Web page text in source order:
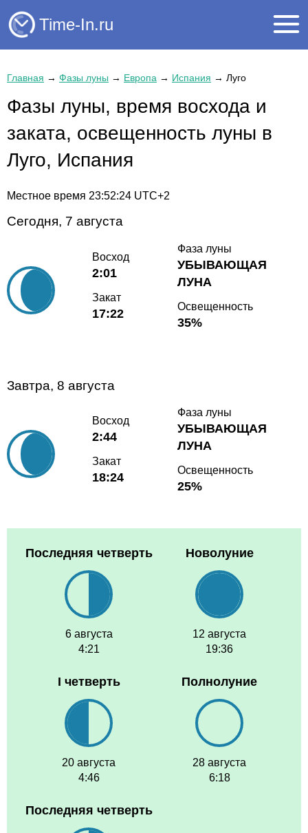
Time-In.ru
Главная → Фазы луны → Европа → Испания → Луго
Фазы луны, время восхода и
заката, освещенность луны в
Луго, Испания
Местное время 23:52:24 UTC+2
Сегодня, 7 августа
Восход
2:01
Закат
17:22
Фаза луны
УБЫВАЮЩАЯ
ЛУНА
Освещенность
35%
Завтра, 8 августа
Восход
2:44
Закат
18:24
Фаза луны
УБЫВАЮЩАЯ
ЛУНА
Освещенность
25%
Последняя четверть
6 августа
4:21
Новолуние
12 августа
19:36
I четверть
20 августа
4:46
Полнолуние
28 августа
6:18
Последняя четверть